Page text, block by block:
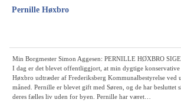
s
a
v
i
g
Pernille Høxbro
Min Borgmester Simon Aggesen: PERNILLE HØXBRO
I dag er det blevet offentliggjort, at min dygtige
Høxbro udtræder af Frederiksberg Kommunalbestyrelse ved
måned. Pernille er blevet gift med Søren, og de har besluttet
deres fælles liv uden for byen. Pernille har været…